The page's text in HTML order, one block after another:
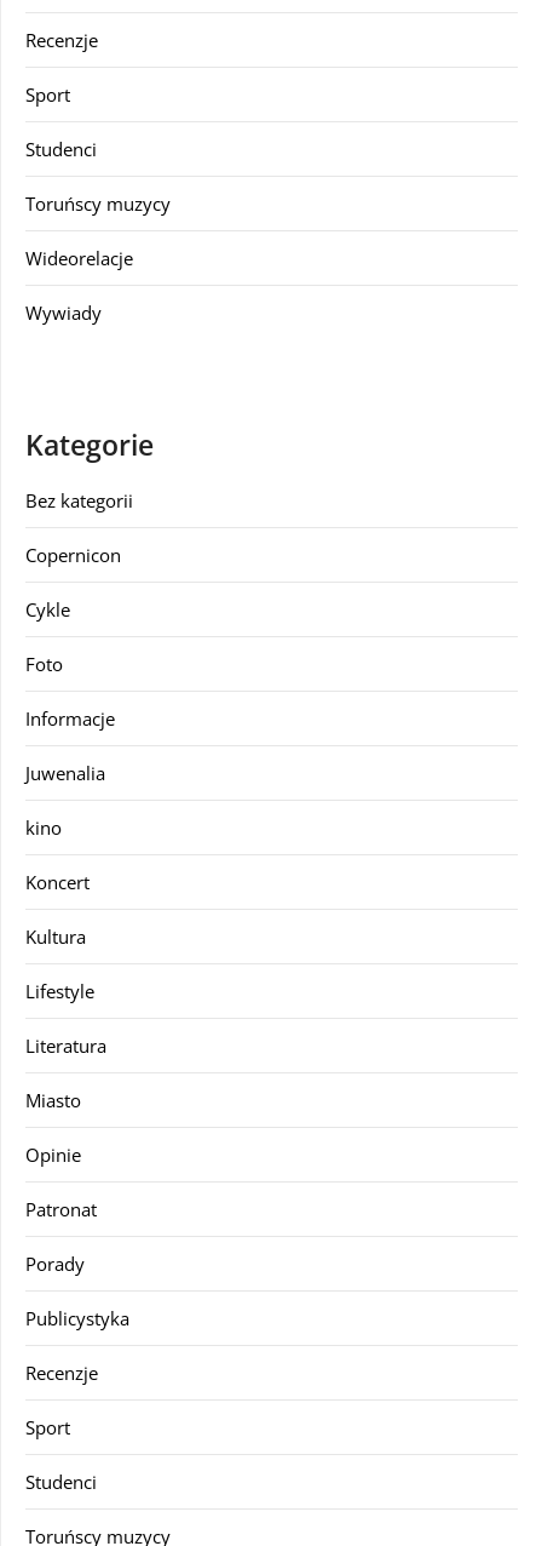
Recenzje
Sport
Studenci
Toruńscy muzycy
Wideorelacje
Wywiady
Kategorie
Bez kategorii
Copernicon
Cykle
Foto
Informacje
Juwenalia
kino
Koncert
Kultura
Lifestyle
Literatura
Miasto
Opinie
Patronat
Porady
Publicystyka
Recenzje
Sport
Studenci
Toruńscy muzycy